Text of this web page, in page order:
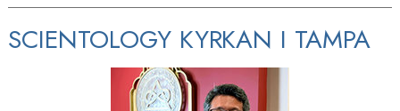
SCIENTOLOGY KYRKAN I TAMPA